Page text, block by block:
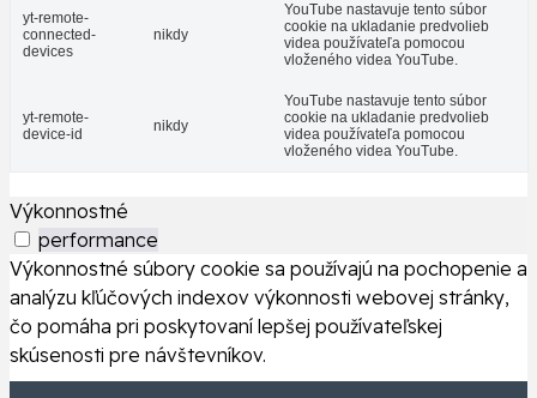
yt-remote-
connected-
devices
nikdy
YouTube nastavuje tento súbor
cookie na ukladanie predvolieb
videa používateľa pomocou
vloženého videa YouTube.
yt-remote-
device-id
nikdy
YouTube nastavuje tento súbor
cookie na ukladanie predvolieb
videa používateľa pomocou
vloženého videa YouTube.
Výkonnostné
performance
Výkonnostné súbory cookie sa používajú na pochopenie a
analýzu kľúčových indexov výkonnosti webovej stránky,
čo pomáha pri poskytovaní lepšej používateľskej
skúsenosti pre návštevníkov.